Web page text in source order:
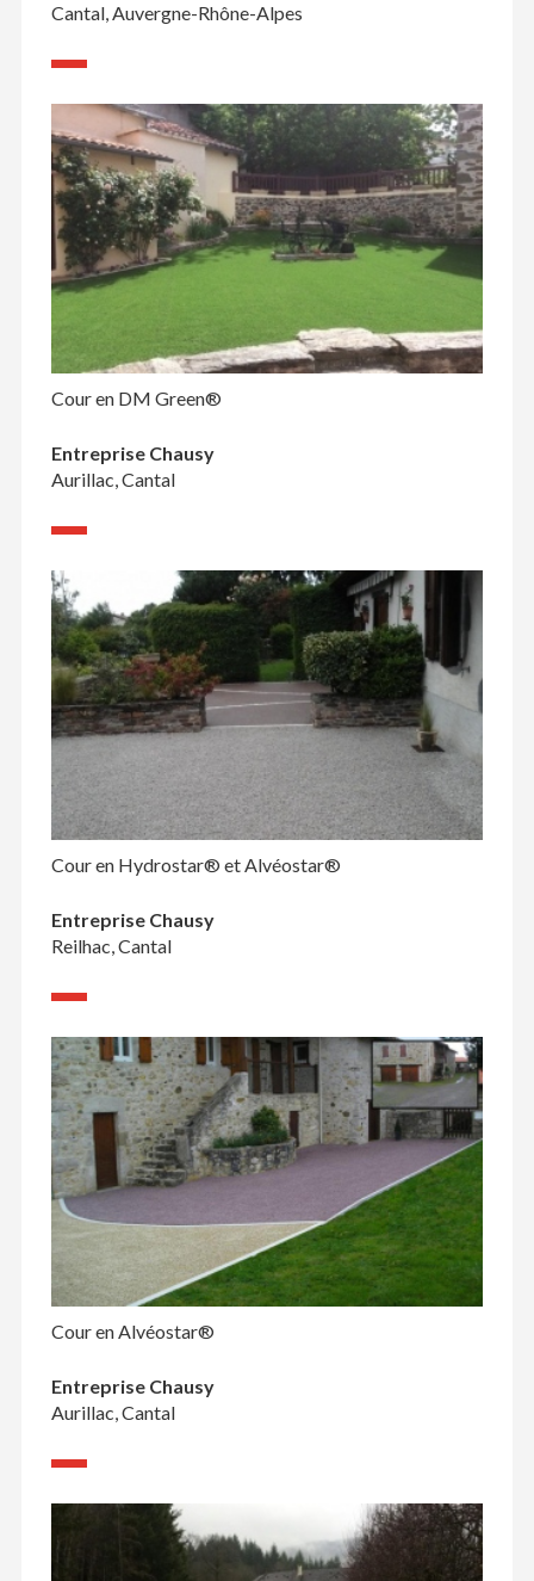
Cantal, Auvergne-Rhône-Alpes
Cour en DM Green®
Entreprise Chausy
Aurillac, Cantal
Cour en Hydrostar® et Alvéostar®
Entreprise Chausy
Reilhac, Cantal
Cour en Alvéostar®
Entreprise Chausy
Aurillac, Cantal